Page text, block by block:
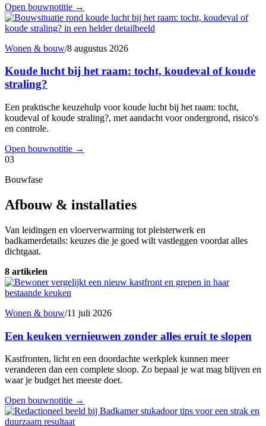
Open bouwnotitie →
Wonen & bouw/8 augustus 2026
Koude lucht bij het raam: tocht, koudeval of koude
straling?
Een praktische keuzehulp voor koude lucht bij het raam: tocht,
koudeval of koude straling?, met aandacht voor ondergrond, risico's
en controle.
Open bouwnotitie →
03
Bouwfase
Afbouw & installaties
Van leidingen en vloerverwarming tot pleisterwerk en
badkamerdetails: keuzes die je goed wilt vastleggen voordat alles
dichtgaat.
8 artikelen
Wonen & bouw/11 juli 2026
Een keuken vernieuwen zonder alles eruit te slopen
Kastfronten, licht en een doordachte werkplek kunnen meer
veranderen dan een complete sloop. Zo bepaal je wat mag blijven en
waar je budget het meeste doet.
Open bouwnotitie →